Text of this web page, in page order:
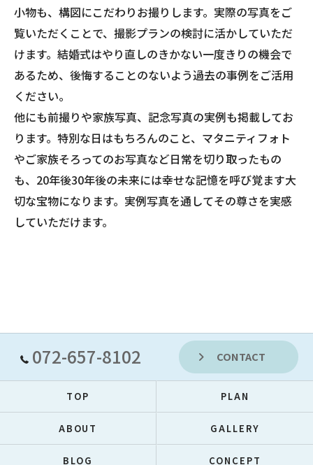
小物も、構図にこだわりお撮りします。実際の写真をご
覧いただくことで、撮影プランの検討に活かしていただ
けます。結婚式はやり直しのきかない一度きりの機会で
あるため、後悔することのないよう過去の事例をご活用
ください。
他にも前撮りや家族写真、記念写真の実例も掲載してお
ります。特別な日はもちろんのこと、マタニティフォト
やご家族そろってのお写真など日常を切り取ったもの
も、20年後30年後の未来には幸せな記憶を呼び覚ます大
切な宝物になります。実例写真を通してその尊さを実感
していただけます。
072-657-8102 CONTACT
TOP PLAN
ABOUT GALLERY
BLOG CONCEPT